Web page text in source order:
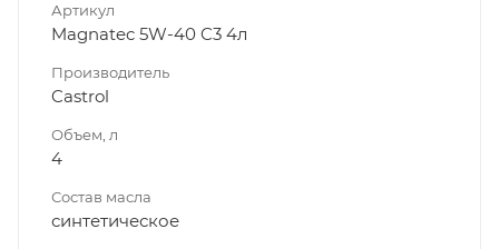
Артикул
Magnatec 5W-40 C3 4л
Производитель
Castrol
Объем, л
4
Состав масла
синтетическое